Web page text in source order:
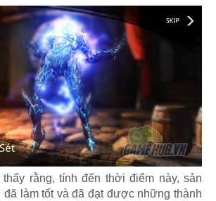
rằng, tính đến thời điểm này, sản
đã làm tốt và đã đạt được những thành